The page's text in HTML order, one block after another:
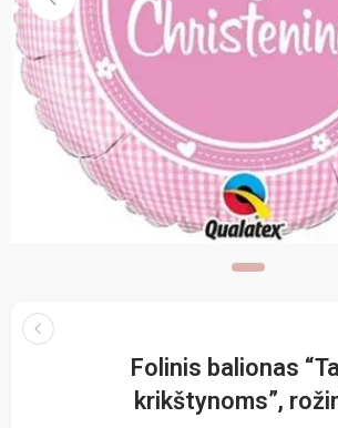
Folinis balionas
krikštynoms”,